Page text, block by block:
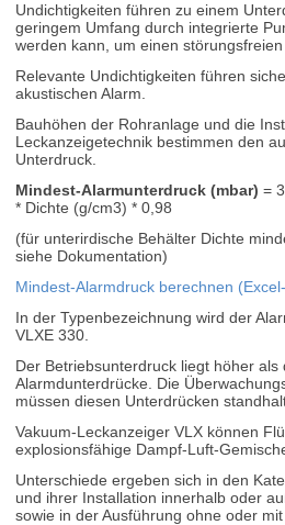
Undichtigkeiten führen zu einem
geringem Umfang durch integrierte
werden kann, um einen
Relevante Undichtigkeiten führen
akustischen Alarm.
Bauhöhen der Rohranlage und die
Leckanzeigetechnik bestimmen den
Unterdruck.
Mindest-Alarmunterdruck (mbar) =
* Dichte (g/cm3) * 0,98
(für unterirdische Behälter Dichte
siehe Dokumentation)
Mindest-Alarmdruck berechnen
In der Typenbezeichnung wird der
VLXE 330.
Der Betriebsunterdruck liegt höher als
Alarmdunterdrücke. Die
müssen diesen Unterdrücken
Vakuum-Leckanzeiger VLX können
explosionsfähige Dampf-Luft-
Unterschiede ergeben sich in den
und ihrer Installation innerhalb oder
sowie in der Ausführung ohne oder